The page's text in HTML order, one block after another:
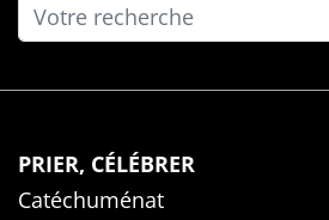
PRIER, CÉLÉBRER
Catéchuménat